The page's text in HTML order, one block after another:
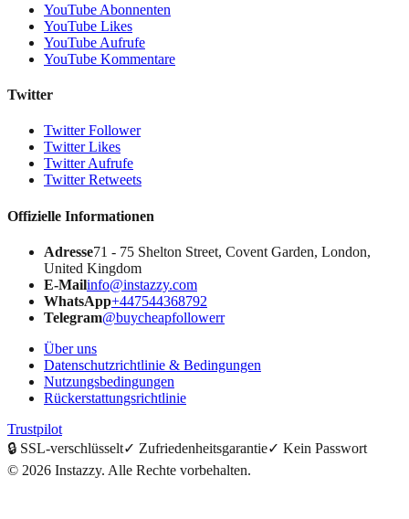
YouTube Abonnenten
YouTube Likes
YouTube Aufrufe
YouTube Kommentare
Twitter
Twitter Follower
Twitter Likes
Twitter Aufrufe
Twitter Retweets
Offizielle Informationen
Adresse71 - 75 Shelton Street, Covent Garden, London,
United Kingdom
E-Mailinfo@instazzy.com
WhatsApp+447544368792
Telegram@buycheapfollowerr
Über uns
Datenschutzrichtlinie & Bedingungen
Nutzungsbedingungen
Rückerstattungsrichtlinie
Trustpilot
🔒 SSL-verschlüsselt✓ Zufriedenheitsgarantie✓ Kein Passwort
© 2026 Instazzy. Alle Rechte vorbehalten.